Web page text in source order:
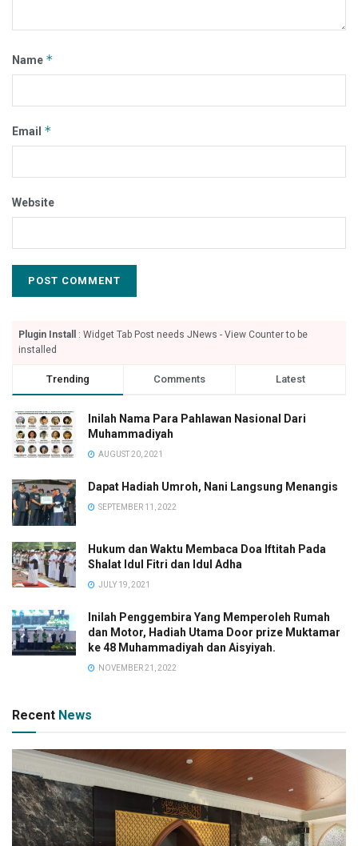
Name *
Email *
Website
Plugin Install
: Widget Tab Post needs JNews - View Counter to be
installed
Trending Comments Latest
Inilah Nama Para Pahlawan Nasional Dari
Muhammadiyah
AUGUST 20, 2021
Dapat Hadiah Umroh, Nani Langsung Menangis
SEPTEMBER 11, 2022
Hukum dan Waktu Membaca Doa Iftitah Pada
Shalat Idul Fitri dan Idul Adha
JULY 19, 2021
Inilah Penggembira Yang Memperoleh Rumah
dan Motor, Hadiah Utama Door prize Muktamar
ke 48 Muhammadiyah dan Aisyiyah.
NOVEMBER 21, 2022
Recent News